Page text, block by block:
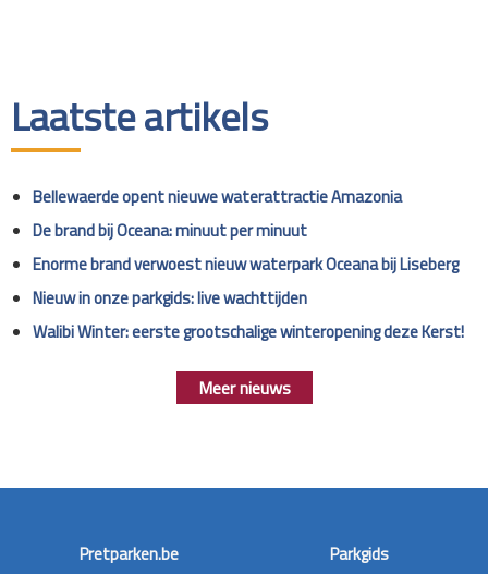
Laatste artikels
Bellewaerde opent nieuwe waterattractie Amazonia
De brand bij Oceana: minuut per minuut
Enorme brand verwoest nieuw waterpark Oceana bij Liseberg
Nieuw in onze parkgids: live wachttijden
Walibi Winter: eerste grootschalige winteropening deze Kerst!
Meer nieuws
Pretparken.be
Parkgids